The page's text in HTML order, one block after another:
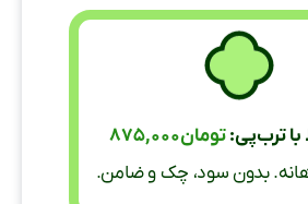
ترب‌پی:تومان875,000